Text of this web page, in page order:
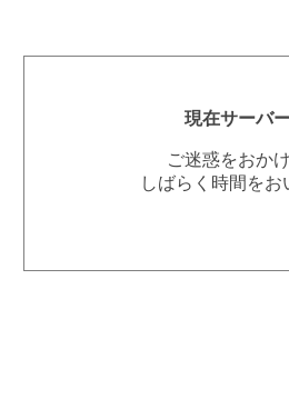
現在サーバ
ご迷惑をおか
しばらく時間を